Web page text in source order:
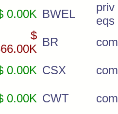
0.00K BWEL
priv
eqs
$
BR
com
0.00K CSX
com
0.00K CWT
com